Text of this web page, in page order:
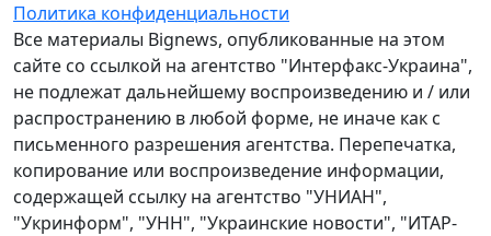
Политика конфиденциальности
Все материалы Bignews, опубликованные на этом
сайте со ссылкой на агентство "Интерфакс-Украина",
не подлежат дальнейшему воспроизведению и / или
распространению в любой форме, не иначе как с
письменного разрешения агентства. Перепечатка,
копирование или воспроизведение информации,
содержащей ссылку на агентство "УНИАН",
"Укринформ", "УНН", "Украинские новости", "ИТАР-